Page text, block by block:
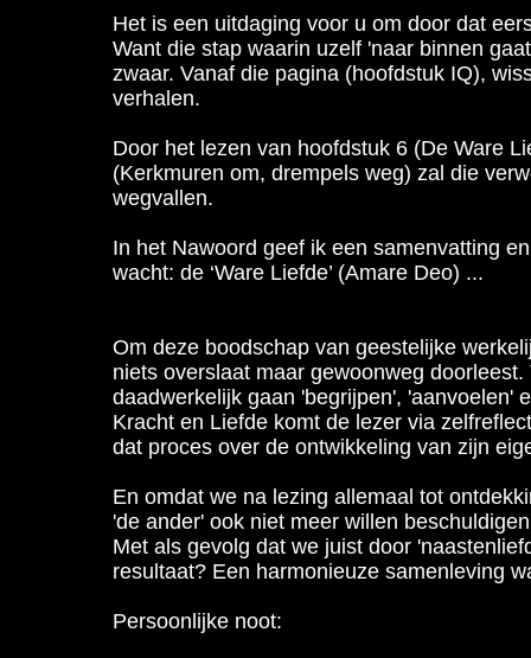
Het is een uitdaging voor u om door dat
Want die stap waarin uzelf 'naar binnen
zwaar. Vanaf die pagina (hoofdstuk IQ),
verhalen.
Door het lezen van hoofdstuk 6 (De Ware
(Kerkmuren om, drempels weg) zal die
wegvallen.
In het Nawoord geef ik een samenvatting
wacht: de ‘Ware Liefde’ (Amare Deo) ...
Om deze boodschap van geestelijke
niets overslaat maar gewoonweg
daadwerkelijk gaan 'begrijpen', 'aanvoelen'
Kracht en Liefde komt de lezer via
dat proces over de ontwikkeling van zijn
En omdat we na lezing allemaal tot
'de ander' ook niet meer willen
Met als gevolg dat we juist door
resultaat? Een harmonieuze samenleving
Persoonlijke noot: